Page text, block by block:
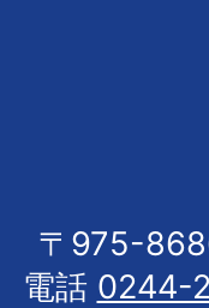
〒975-
電話 0244-